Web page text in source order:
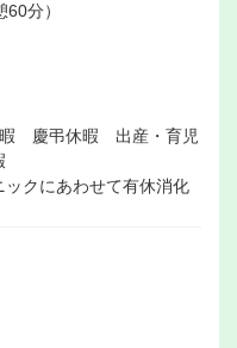
分）
慶弔休暇 出産・育児
クにあわせて有休消化